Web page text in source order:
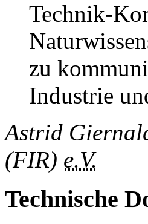
Technik-
zu
Industrie
Astrid
(FIR) e.V.
Technische